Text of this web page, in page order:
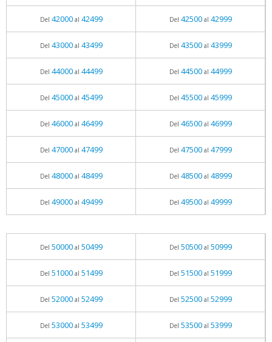
Del 42000al 42499 Del 42500al 42999
Del 43000al 43499 Del 43500al 43999
Del 44000al 44499 Del 44500al 44999
Del 45000al 45499 Del 45500al 45999
Del 46000al 46499 Del 46500al 46999
Del 47000al 47499 Del 47500al 47999
Del 48000al 48499 Del 48500al 48999
Del 49000al 49499 Del 49500al 49999
Del 50000al 50499 Del 50500al 50999
Del 51000al 51499 Del 51500al 51999
Del 52000al 52499 Del 52500al 52999
Del 53000al 53499 Del 53500al 53999